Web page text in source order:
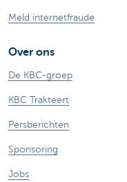
Meld internetfraude
Over ons
De KBC-groep
KBC Trakteert
Persberichten
Sponsoring
Jobs